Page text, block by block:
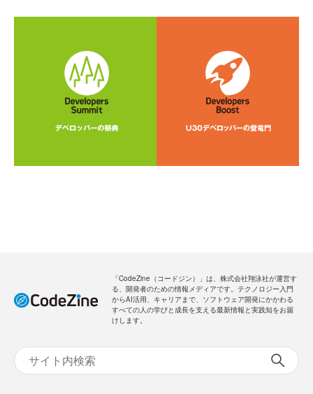
「CodeZine（コードジン）」は、株式会社翔泳社が運営す
る、開発者のための情報メディアです。テクノロジー入門
からAI活用、キャリアまで、ソフトウェア開発にかかわる
すべての人の学びと成長を支える最新情報と実践知をお届
けします。